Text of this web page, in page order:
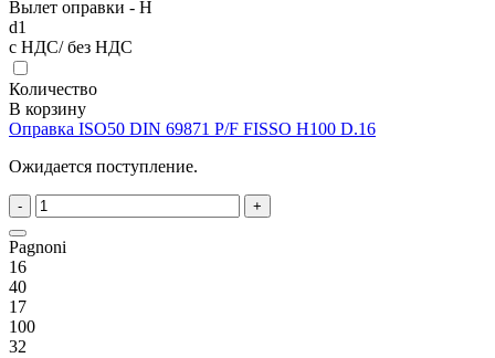
Вылет оправки - H
d1
с НДС/ без НДС
Количество
В корзину
Оправка ISO50 DIN 69871 P/F FISSO H100 D.16
Ожидается поступление.
- +
Pagnoni
16
40
17
100
32